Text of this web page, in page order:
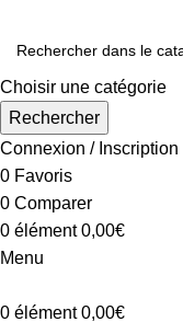
Choisir une catégorie
Rechercher
Connexion / Inscription
0 Favoris
0 Comparer
0 élément 0,00€
Menu
0 élément 0,00€